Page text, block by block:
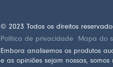
© 2023 Todos os direitos
Política de privacidade
Mapa do
Embora analisemos os produtos
e as opiniões sejam nossas,